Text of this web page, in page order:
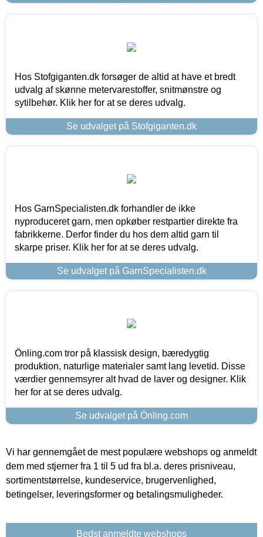
Hos Stofgiganten.dk forsøger de altid at have et bredt
udvalg af skønne metervarestoffer, snitmønstre og
sytilbehør. Klik her for at se deres udvalg.
Se udvalget på Stofgiganten.dk
Hos GarnSpecialisten.dk forhandler de ikke
nyproduceret garn, men opkøber restpartier direkte fra
fabrikkerne. Derfor finder du hos dem altid garn til
skarpe priser. Klik her for at se deres udvalg.
Se udvalget på GarnSpecialisten.dk
Önling.com tror på klassisk design, bæredygtig
produktion, naturlige materialer samt lang levetid. Disse
værdier gennemsyrer alt hvad de laver og designer. Klik
her for at se deres udvalg.
Se udvalget på Önling.com
Vi har gennemgået de mest populære webshops og anmeldt
dem med stjerner fra 1 til 5 ud fra bl.a. deres prisniveau,
sortimentstørrelse, kundeservice, brugervenlighed,
betingelser, leveringsformer og betalingsmuligheder.
Bedst anmeldte webshops